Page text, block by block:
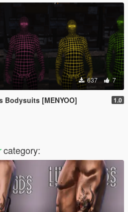
637 7
Bodysuits [MENYOO] 1.0
category: